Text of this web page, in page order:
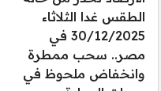
الطقس غدا الثلاثاء
30/12/2025 في
مصر.. سحب ممطرة
وانخفاض ملحوظ في